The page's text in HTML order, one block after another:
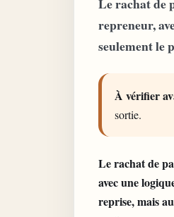
repreneur,
seulement le
À vérifier
sortie.
Le rachat de
avec une
reprise, mais